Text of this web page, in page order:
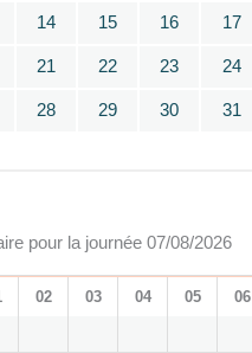
14 15 16 17
21 22 23 24
28 29 30 31
pour la journée 07/08/2026
02 03 04 05 06